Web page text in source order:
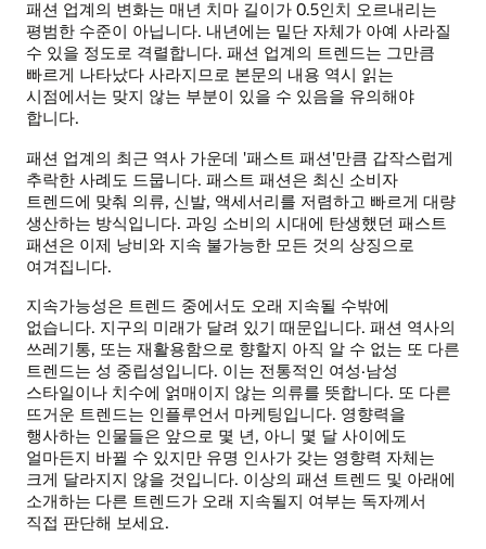
패션 업계의 변화는 매년 치마 길이가 0.5인치 오르내리는
평범한 수준이 아닙니다. 내년에는 밑단 자체가 아예 사라질
수 있을 정도로 격렬합니다. 패션 업계의 트렌드는 그만큼
빠르게 나타났다 사라지므로 본문의 내용 역시 읽는
시점에서는 맞지 않는 부분이 있을 수 있음을 유의해야
합니다.
패션 업계의 최근 역사 가운데 '패스트 패션'만큼 갑작스럽게
추락한 사례도 드뭅니다. 패스트 패션은 최신 소비자
트렌드에 맞춰 의류, 신발, 액세서리를 저렴하고 빠르게 대량
생산하는 방식입니다. 과잉 소비의 시대에 탄생했던 패스트
패션은 이제 낭비와 지속 불가능한 모든 것의 상징으로
여겨집니다.
지속가능성은 트렌드 중에서도 오래 지속될 수밖에
없습니다. 지구의 미래가 달려 있기 때문입니다. 패션 역사의
쓰레기통, 또는 재활용함으로 향할지 아직 알 수 없는 또 다른
트렌드는 성 중립성입니다. 이는 전통적인 여성·남성
스타일이나 치수에 얽매이지 않는 의류를 뜻합니다. 또 다른
뜨거운 트렌드는 인플루언서 마케팅입니다. 영향력을
행사하는 인물들은 앞으로 몇 년, 아니 몇 달 사이에도
얼마든지 바뀔 수 있지만 유명 인사가 갖는 영향력 자체는
크게 달라지지 않을 것입니다. 이상의 패션 트렌드 및 아래에
소개하는 다른 트렌드가 오래 지속될지 여부는 독자께서
직접 판단해 보세요.